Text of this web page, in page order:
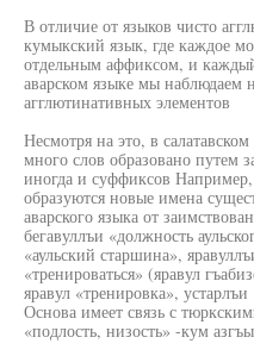
В отличие от языков чисто
кумыкский язык, где каждое
отдельным аффиксом, и
аварском языке мы наблюдаем
агглютинативных элементов
Несмотря на это, в
много слов образовано путем
иногда и суффиксов
образуются новые имена
аварского языка от
бегавуллъи «должность
«аульский старшина»,
«тренироваться» (яравул
яравул «тренировка»,
Основа имеет связь с
«подлость, низость» -кум